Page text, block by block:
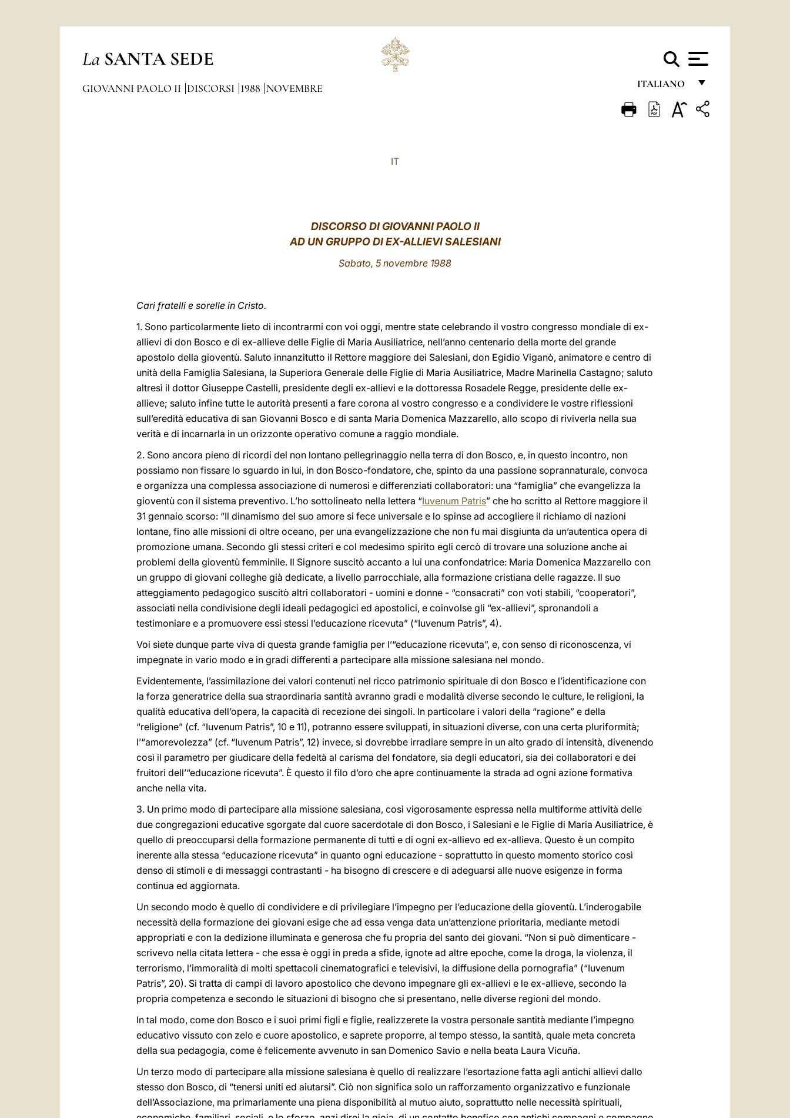
La SANTA SEDE
ITALIANO
FRANÇAIS
GIOVANNI PAOLO II DISCORSI 1988 NOVEMBRE
IT
DISCORSO DI GIOVANNI PAOLO II
AD UN GRUPPO DI EX-ALLIEVI SALESIANI
Sabato, 5 novembre 1988
Cari fratelli e sorelle in Cristo.
1. Sono particolarmente lieto di incontrarmi con voi oggi, mentre state celebrando il vostro congresso mondiale di ex-
allievi di don Bosco e di ex-allieve delle Figlie di Maria Ausiliatrice, nell’anno centenario della morte del grande
apostolo della gioventù. Saluto innanzitutto il Rettore maggiore dei Salesiani, don Egidio Viganò, animatore e centro di
unità della Famiglia Salesiana, la Superiora Generale delle Figlie di Maria Ausiliatrice, Madre Marinella Castagno; saluto
altresì il dottor Giuseppe Castelli, presidente degli ex-allievi e la dottoressa Rosadele Regge, presidente delle ex-
allieve; saluto infine tutte le autorità presenti a fare corona al vostro congresso e a condividere le vostre riflessioni
sull’eredità educativa di san Giovanni Bosco e di santa Maria Domenica Mazzarello, allo scopo di riviverla nella sua
verità e di incarnarla in un orizzonte operativo comune a raggio mondiale.
2. Sono ancora pieno di ricordi del non lontano pellegrinaggio nella terra di don Bosco, e, in questo incontro, non
possiamo non fissare lo sguardo in lui, in don Bosco-fondatore, che, spinto da una passione soprannaturale, convoca
e organizza una complessa associazione di numerosi e differenziati collaboratori: una “famiglia” che evangelizza la
gioventù con il sistema preventivo. L’ho sottolineato nella lettera “Iuvenum Patris” che ho scritto al Rettore maggiore il
31 gennaio scorso: “Il dinamismo del suo amore si fece universale e lo spinse ad accogliere il richiamo di nazioni
lontane, fino alle missioni di oltre oceano, per una evangelizzazione che non fu mai disgiunta da un’autentica opera di
promozione umana. Secondo gli stessi criteri e col medesimo spirito egli cercò di trovare una soluzione anche ai
problemi della gioventù femminile. Il Signore suscitò accanto a lui una confondatrice: Maria Domenica Mazzarello con
un gruppo di giovani colleghe già dedicate, a livello parrocchiale, alla formazione cristiana delle ragazze. Il suo
atteggiamento pedagogico suscitò altri collaboratori - uomini e donne - “consacrati” con voti stabili, “cooperatori”,
associati nella condivisione degli ideali pedagogici ed apostolici, e coinvolse gli “ex-allievi”, spronandoli a
testimoniare e a promuovere essi stessi l’educazione ricevuta” (“Iuvenum Patris”, 4).
Voi siete dunque parte viva di questa grande famiglia per l’“educazione ricevuta”, e, con senso di riconoscenza, vi
impegnate in vario modo e in gradi differenti a partecipare alla missione salesiana nel mondo.
Evidentemente, l’assimilazione dei valori contenuti nel ricco patrimonio spirituale di don Bosco e l’identificazione con
la forza generatrice della sua straordinaria santità avranno gradi e modalità diverse secondo le culture, le religioni, la
qualità educativa dell’opera, la capacità di recezione dei singoli. In particolare i valori della “ragione” e della
“religione” (cf. “Iuvenum Patris”, 10 e 11), potranno essere sviluppati, in situazioni diverse, con una certa pluriformità;
l’“amorevolezza” (cf. “Iuvenum Patris”, 12) invece, si dovrebbe irradiare sempre in un alto grado di intensità, divenendo
così il parametro per giudicare della fedeltà al carisma del fondatore, sia degli educatori, sia dei collaboratori e dei
fruitori dell’“educazione ricevuta”. È questo il filo d’oro che apre continuamente la strada ad ogni azione formativa
anche nella vita.
3. Un primo modo di partecipare alla missione salesiana, così vigorosamente espressa nella multiforme attività delle
due congregazioni educative sgorgate dal cuore sacerdotale di don Bosco, i Salesiani e le Figlie di Maria Ausiliatrice, è
quello di preoccuparsi della formazione permanente di tutti e di ogni ex-allievo ed ex-allieva. Questo è un compito
inerente alla stessa “educazione ricevuta” in quanto ogni educazione - soprattutto in questo momento storico così
denso di stimoli e di messaggi contrastanti - ha bisogno di crescere e di adeguarsi alle nuove esigenze in forma
continua ed aggiornata.
Un secondo modo è quello di condividere e di privilegiare l’impegno per l’educazione della gioventù. L’inderogabile
necessità della formazione dei giovani esige che ad essa venga data un’attenzione prioritaria, mediante metodi
appropriati e con la dedizione illuminata e generosa che fu propria del santo dei giovani. “Non si può dimenticare -
scrivevo nella citata lettera - che essa è oggi in preda a sfide, ignote ad altre epoche, come la droga, la violenza, il
terrorismo, l’immoralità di molti spettacoli cinematografici e televisivi, la diffusione della pornografia” (“Iuvenum
Patris”, 20). Si tratta di campi di lavoro apostolico che devono impegnare gli ex-allievi e le ex-allieve, secondo la
propria competenza e secondo le situazioni di bisogno che si presentano, nelle diverse regioni del mondo.
In tal modo, come don Bosco e i suoi primi figli e figlie, realizzerete la vostra personale santità mediante l’impegno
educativo vissuto con zelo e cuore apostolico, e saprete proporre, al tempo stesso, la santità, quale meta concreta
della sua pedagogia, come è felicemente avvenuto in san Domenico Savio e nella beata Laura Vicuña.
Un terzo modo di partecipare alla missione salesiana è quello di realizzare l’esortazione fatta agli antichi allievi dallo
stesso don Bosco, di “tenersi uniti ed aiutarsi”. Ciò non significa solo un rafforzamento organizzativo e funzionale
dell’Associazione, ma primariamente una piena disponibilità al mutuo aiuto, soprattutto nelle necessità spirituali,